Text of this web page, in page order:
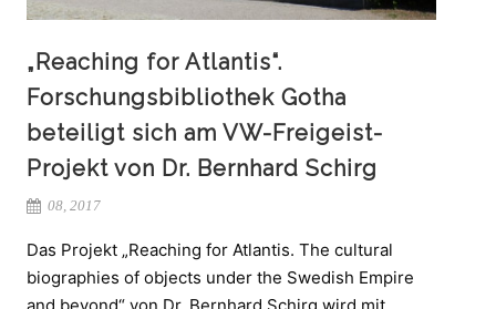
„Reaching for Atlantis“.
Forschungsbibliothek Gotha
beteiligt sich am VW-Freigeist-
Projekt von Dr. Bernhard Schirg
08, 2017
Das Projekt „Reaching for Atlantis. The cultural
biographies of objects under the Swedish Empire